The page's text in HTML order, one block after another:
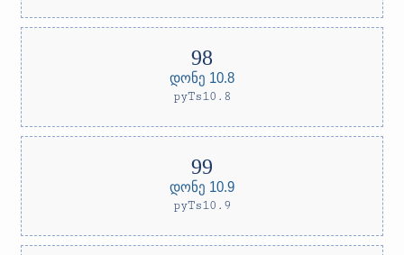
დონე 10.8
pyTs10.8
დონე 10.9
pyTs10.9